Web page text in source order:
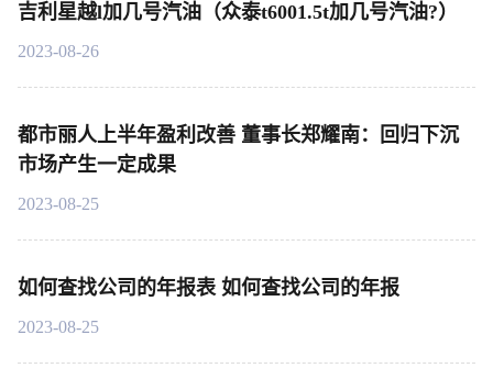
吉利星越l加几号汽油（众泰t6001.5t加几号汽油?）
2023-08-26
都市丽人上半年盈利改善 董事长郑耀南：回归下沉
市场产生一定成果
2023-08-25
如何查找公司的年报表 如何查找公司的年报
2023-08-25